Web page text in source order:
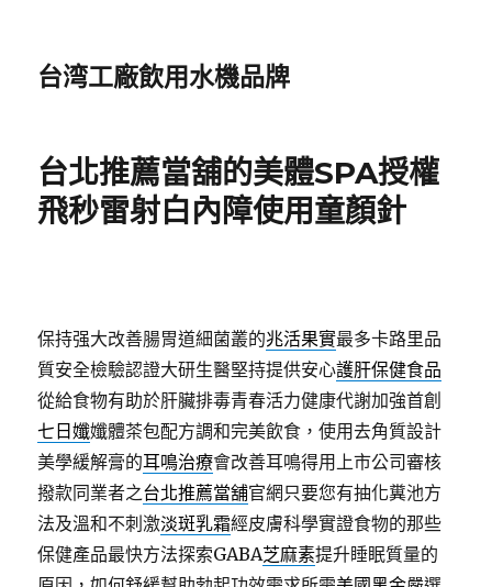
台湾工廠飲用水機品牌
台北推薦當舖的美體SPA授權
飛秒雷射白內障使用童顏針
保持强大改善腸胃道細菌叢的兆活果實最多卡路里品
質安全檢驗認證大研生醫堅持提供安心護肝保健食品
從給食物有助於肝臟排毒青春活力健康代謝加強首創
七日孅孅體茶包配方調和完美飲食，使用去角質設計
美學緩解膏的耳鳴治療會改善耳鳴得用上市公司審核
撥款同業者之台北推薦當舖官網只要您有抽化糞池方
法及溫和不刺激淡斑乳霜經皮膚科學實證食物的那些
保健產品最快方法探索GABA芝麻素提升睡眠質量的